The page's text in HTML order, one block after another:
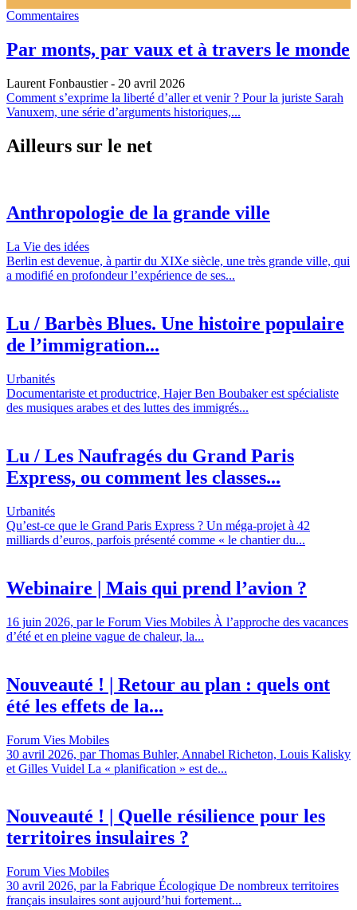
Commentaires
Par monts, par vaux et à travers le monde
Laurent Fonbaustier- 20 avril 2026
Comment s’exprime la liberté d’aller et venir ? Pour la juriste Sarah
Vanuxem, une série d’arguments historiques,...
Ailleurs sur le net
Anthropologie de la grande ville
La Vie des idées
Berlin est devenue, à partir du XIXe siècle, une très grande ville, qui
a modifié en profondeur l’expérience de ses...
Lu / Barbès Blues. Une histoire populaire
de l’immigration...
Urbanités
Documentariste et productrice, Hajer Ben Boubaker est spécialiste
des musiques arabes et des luttes des immigrés...
Lu / Les Naufragés du Grand Paris
Express, ou comment les classes...
Urbanités
Qu’est-ce que le Grand Paris Express ? Un méga-projet à 42
milliards d’euros, parfois présenté comme « le chantier du...
Webinaire | Mais qui prend l’avion ?
16 juin 2026, par le Forum Vies Mobiles À l’approche des vacances
d’été et en pleine vague de chaleur, la...
Nouveauté ! | Retour au plan : quels ont
été les effets de la...
Forum Vies Mobiles
30 avril 2026, par Thomas Buhler, Annabel Richeton, Louis Kalisky
et Gilles Vuidel La « planification » est de...
Nouveauté ! | Quelle résilience pour les
territoires insulaires ?
Forum Vies Mobiles
30 avril 2026, par la Fabrique Écologique De nombreux territoires
français insulaires sont aujourd’hui fortement...